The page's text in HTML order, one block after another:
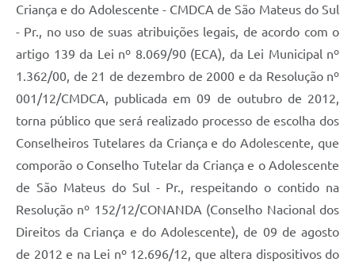
Audiências Públicas
Iluminação Pública
Arquivos para Download
Carta de Serviços
Galeria de Vídeos
Legislação
Logo Prefeitura de São Mateus do Sul
Criança e do Adolescente - CMDCA de São Mateus do Sul
- Pr., no uso de suas atribuições legais, de acordo com o
artigo 139 da Lei nº 8.069/90 (ECA), da Lei Municipal nº
1.362/00, de 21 de dezembro de 2000 e da Resolução nº
001/12/CMDCA, publicada em 09 de outubro de 2012,
torna público que será realizado processo de escolha dos
Conselheiros Tutelares da Criança e do Adolescente, que
comporão o Conselho Tutelar da Criança e o Adolescente
de São Mateus do Sul - Pr., respeitando o contido na
Resolução nº 152/12/CONANDA (Conselho Nacional dos
Direitos da Criança e do Adolescente), de 09 de agosto
de 2012 e na Lei nº 12.696/12, que altera dispositivos do